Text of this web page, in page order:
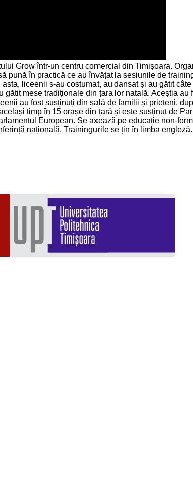
Grow într-un centru comercial din Timișoara.
în practică ce au învățat la sesiunile de
liceenii s-au costumat, au dansat și au gătit
mese tradiționale din țara lor natală. Aceștia
au fost susținuți din sală de familii și prieteni,
timp în 15 orașe din țară și este susținut de
European. Se axează pe educație non-
națională. Trainingurile se țin în limba